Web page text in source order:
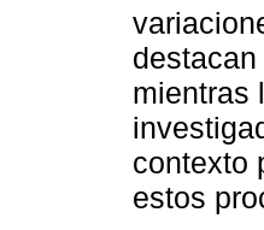
mientras
contexto
estos